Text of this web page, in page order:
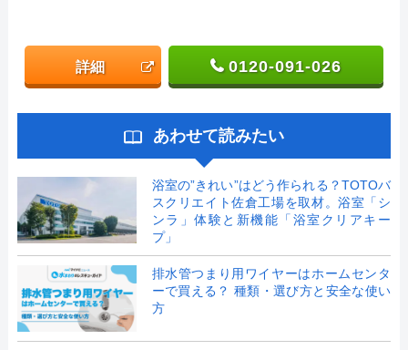
詳細 0120-091-026
あわせて読みたい
浴室の”きれい”はどう作られる？TOTOバ
スクリエイト佐倉工場を取材。浴室「シ
ンラ」体験と新機能「浴室クリアキー
プ」
排水管つまり用ワイヤーはホームセンタ
ーで買える？ 種類・選び方と安全な使い
方